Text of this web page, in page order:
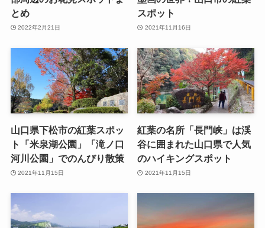
とめ
2022年2月21日
スポット
2021年11月16日
山口県下松市の紅葉スポッ
ト「米泉湖公園」「滝ノ口
河川公園」でのんびり散策
2021年11月15日
紅葉の名所「長門峡」は渓
谷に囲まれた山口県で人気
のハイキングスポット
2021年11月15日